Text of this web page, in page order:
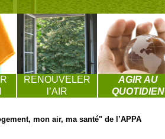
RENOUVELER
l’AIR
AGIR AU
QUOTIDIEN
mon air, ma santé" de l’APPA